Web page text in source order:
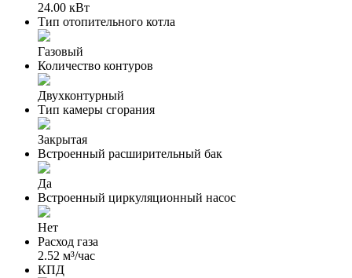
24.00 кВт
Тип отопительного котла
Газовый
Количество контуров
Двухконтурный
Тип камеры сгорания
Закрытая
Встроенный расширительный бак
Да
Встроенный циркуляционный насос
Нет
Расход газа
2.52 м³/час
КПД